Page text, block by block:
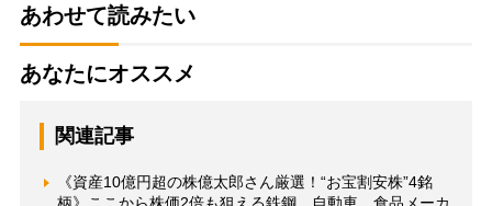
あわせて読みたい
あなたにオススメ
関連記事
《資産10億円超の株億太郎さん厳選！“お宝割安株”4銘